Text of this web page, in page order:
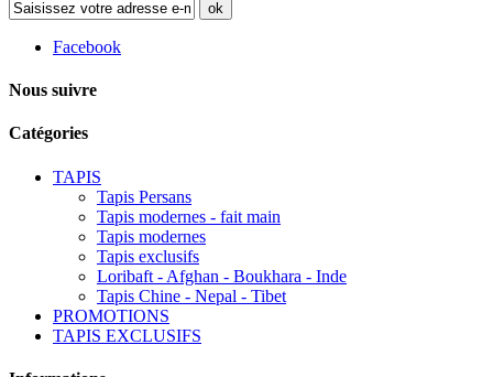
ok
Facebook
Nous suivre
Catégories
TAPIS
Tapis Persans
Tapis modernes - fait main
Tapis modernes
Tapis exclusifs
Loribaft - Afghan - Boukhara - Inde
Tapis Chine - Nepal - Tibet
PROMOTIONS
TAPIS EXCLUSIFS